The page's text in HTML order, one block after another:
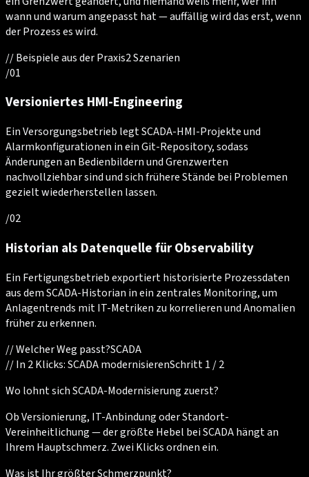
wann und warum angepasst hat — auffällig wird das erst, wenn
der Prozess es wird.
//Beispiele aus der Praxis2Szenarien
/01
Versioniertes HMI-Engineering
Ein Versorgungsbetrieb legt SCADA-HMI-Projekte und
Alarmkonfigurationen in ein Git-Repository, sodass
Änderungen an Bedienbildern und Grenzwerten
nachvollziehbar sind und sich frühere Stände bei Problemen
gezielt wiederherstellen lassen.
/02
Historian als Datenquelle für Observability
Ein Fertigungsbetrieb exportiert historisierte Prozessdaten
aus dem SCADA-Historian in ein zentrales Monitoring, um
Anlagentrends mit IT-Metriken zu korrelieren und Anomalien
früher zu erkennen.
//Welcher Weg passt?SCADA
//In 2 Klicks: SCADA modernisierenSchritt 1 / 2
Wo lohnt sich SCADA-Modernisierung zuerst?
Ob Versionierung, IT-Anbindung oder Standort-
Vereinheitlichung — der größte Hebel bei SCADA hängt an
Ihrem Hauptschmerz. Zwei Klicks ordnen ein.
Was ist Ihr größter Schmerzpunkt?